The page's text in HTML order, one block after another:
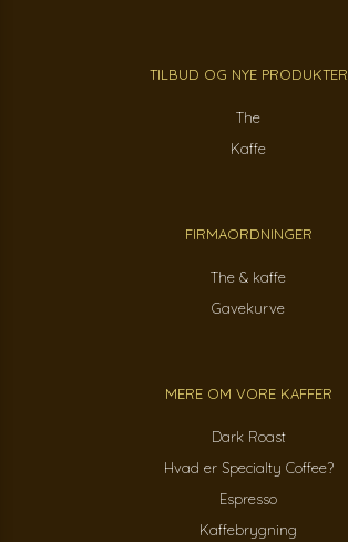
TILBUD OG NYE PRODUKTER
The
Kaffe
FIRMAORDNINGER
The & kaffe
Gavekurve
MERE OM VORE KAFFER
Dark Roast
Hvad er Specialty Coffee?
Espresso
Kaffebrygning